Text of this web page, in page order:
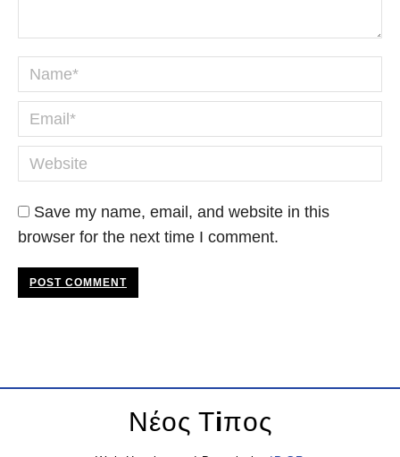
Name *
Email *
Website
Save my name, email, and website in this
browser for the next time I comment.
POST COMMENT
Νέος Τiπος